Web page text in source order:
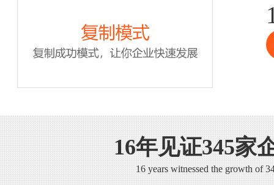
16年见证345家
16 years witnessed the growth of